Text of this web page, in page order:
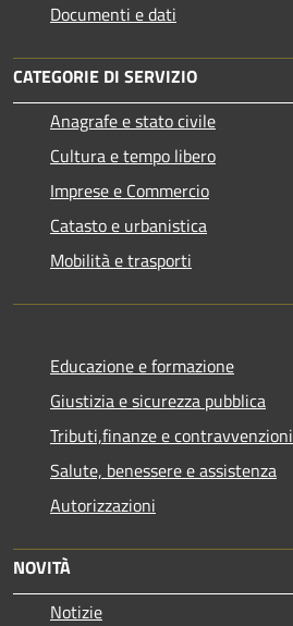
Documenti e dati
CATEGORIE DI SERVIZIO
Anagrafe e stato civile
Cultura e tempo libero
Imprese e Commercio
Catasto e urbanistica
Mobilità e trasporti
Educazione e formazione
Giustizia e sicurezza pubblica
Tributi,finanze e contravvenzioni
Salute, benessere e assistenza
Autorizzazioni
NOVITÀ
Notizie